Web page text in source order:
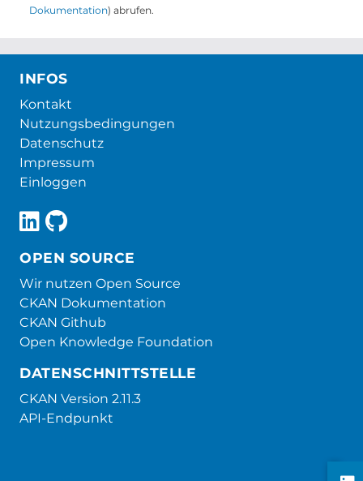
Dokumentation) abrufen.
INFOS
Kontakt
Nutzungsbedingungen
Datenschutz
Impressum
Einloggen
OPEN SOURCE
Wir nutzen Open Source
CKAN Dokumentation
CKAN Github
Open Knowledge Foundation
DATENSCHNITTSTELLE
CKAN Version 2.11.3
API-Endpunkt